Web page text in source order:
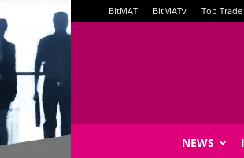
BitMAT BitMATv Top Trade
NEWS